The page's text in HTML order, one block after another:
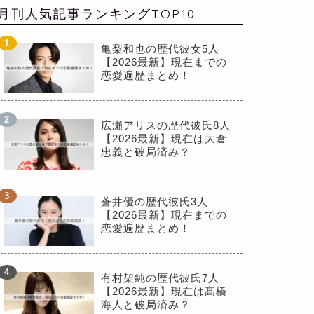
刊人気記事ランキングTOP10
亀梨和也の歴代彼女5人
【2026最新】現在までの
恋愛遍歴まとめ！
広瀬アリスの歴代彼氏8人
【2026最新】現在は大倉
忠義と破局済み？
蒼井優の歴代彼氏3人
【2026最新】現在までの
恋愛遍歴まとめ！
有村架純の歴代彼氏7人
【2026最新】現在は髙橋
海人と破局済み？